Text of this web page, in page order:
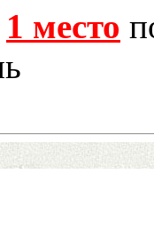
1 место